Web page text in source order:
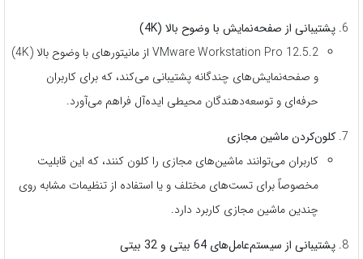
پشتیبانی از صفحه‌نمایش با وضوح بالا (4K)
VMware Workstation Pro 12.5.2 از مانیتورهای با وضوح بالا (4K)
و صفحه‌نمایش‌های چندگانه پشتیبانی می‌کند، که برای کاربران
حرفه‌ای و توسعه‌دهندگان محیطی ایده‌آل فراهم می‌آورد.
کلون‌کردن ماشین مجازی
کاربران می‌توانند ماشین‌های مجازی را کلون کنند، که این قابلیت
مخصوصاً برای تست‌های مختلف و یا استفاده از تنظیمات مشابه روی
چندین ماشین مجازی کاربرد دارد.
پشتیبانی از سیستم‌عامل‌های 64 بیتی و 32 بیتی